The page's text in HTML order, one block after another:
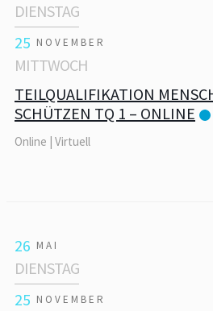
DIENSTAG
25 NOVEMBER
MITTWOCH
TEILQUALIFIKATION
SCHÜTZEN TQ 1 – ONLINE
Online | Virtuell
26 MAI
DIENSTAG
25 NOVEMBER